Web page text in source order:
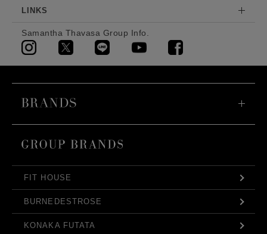
LINKS
Samantha Thavasa Group Info.
FIT HOUSE
BURNEDESTROSE
KONAKA FUTATA